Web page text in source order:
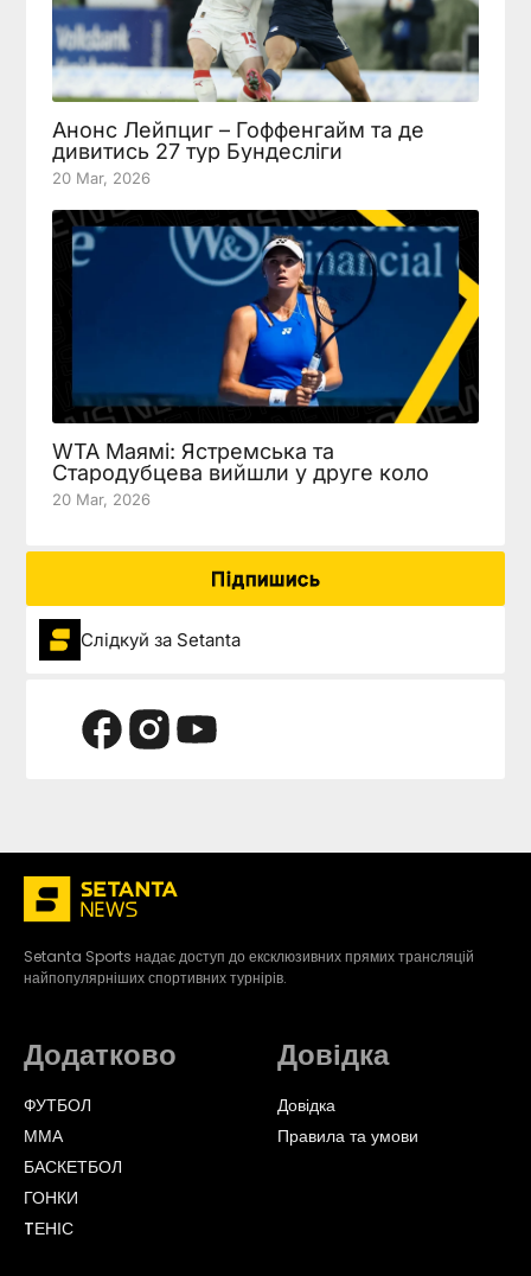
Анонс Лейпциг – Гоффенгайм та де
дивитись 27 тур Бундесліги
20 Mar, 2026
WTA Маямі: Ястремська та
Стародубцева вийшли у друге коло
20 Mar, 2026
Підпишись
Слідкуй за Setanta
Setanta Sports надає доступ до ексклюзивних прямих трансляцій
найпопулярніших спортивних турнірів.
Додатково
ФУТБОЛ
ММА
БАСКЕТБОЛ
ГОНКИ
TЕНІС
Довідка
Довідка
Правила та умови